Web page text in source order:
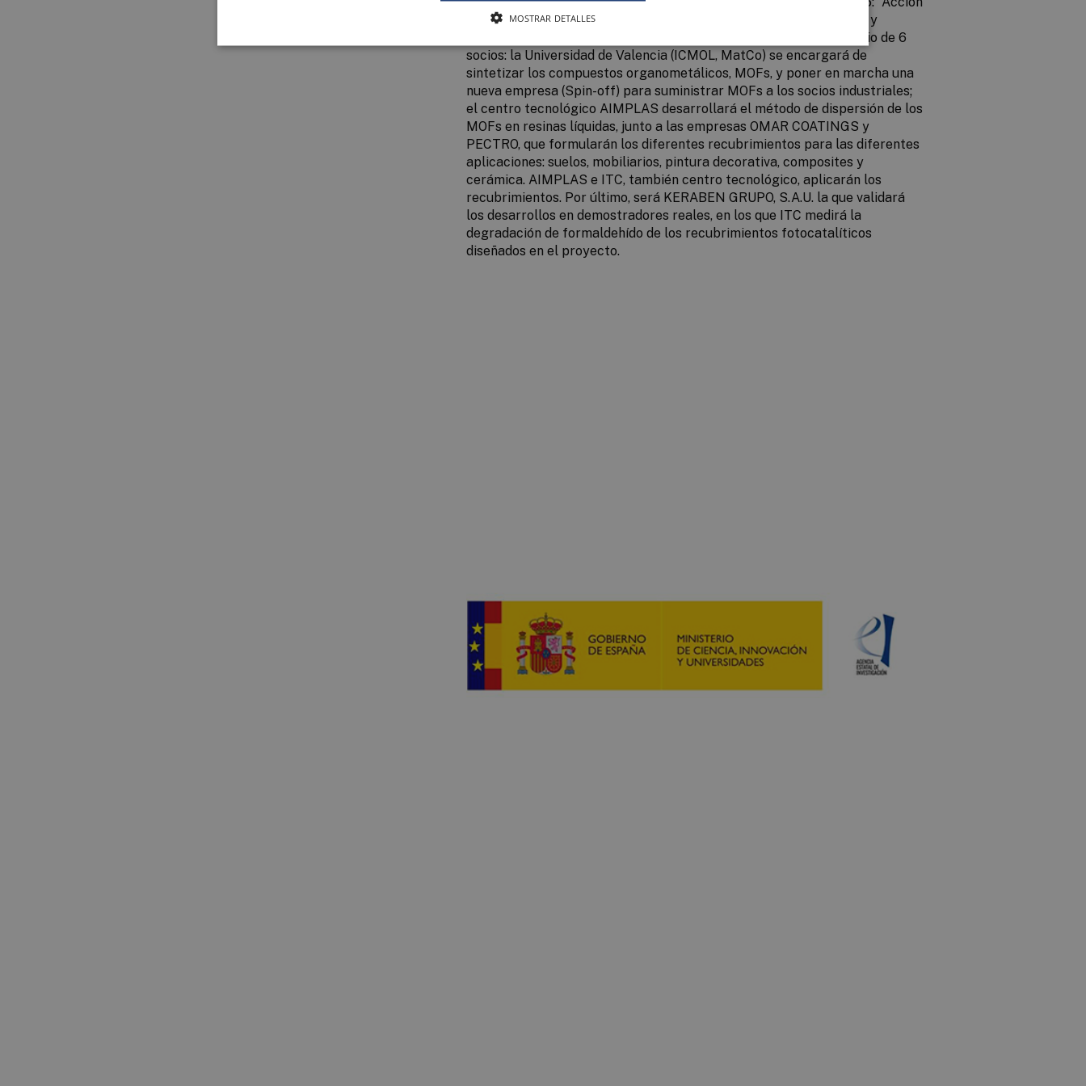
sobre el cambio climático y eficiencia en la utilización de recursos y
materias primas” y para su consecución se ha formado un consorcio de 6
socios: la Universidad de Valencia (ICMOL, MatCo) se encargará de
sintetizar los compuestos organometálicos, MOFs, y poner en marcha una
nueva empresa (Spin-off) para suministrar MOFs a los socios industriales;
el centro tecnológico AIMPLAS desarrollará el método de dispersión de los
MOFs en resinas líquidas, junto a las empresas OMAR COATINGS y
PECTRO, que formularán los diferentes recubrimientos para las diferentes
aplicaciones: suelos, mobiliarios, pintura decorativa, composites y
cerámica. AIMPLAS e ITC, también centro tecnológico, aplicarán los
recubrimientos. Por último, será KERABEN GRUPO, S.A.U. la que validará
los desarrollos en demostradores reales, en los que ITC medirá la
degradación de formaldehído de los recubrimientos fotocatalíticos
diseñados en el proyecto.
MOSTRAR DETALLES